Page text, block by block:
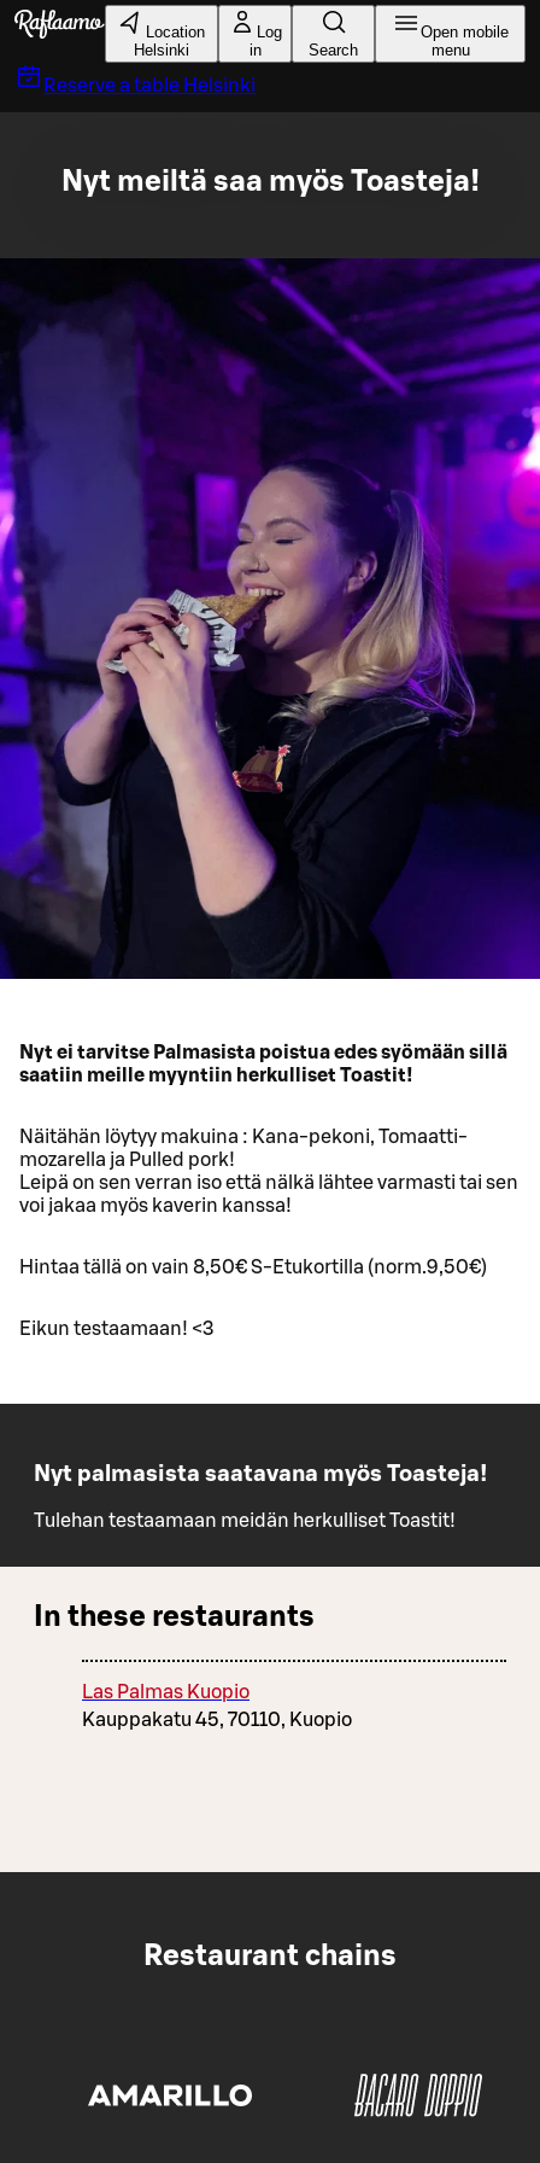
Skip to main content
Location
Helsinki
Log
in
Search
Open mobile
menu
Reserve a table Helsinki
Nyt meiltä saa myös Toasteja!
Nyt ei tarvitse Palmasista poistua edes syömään sillä
saatiin meille myyntiin herkulliset Toastit!
Näitähän löytyy makuina : Kana-pekoni, Tomaatti-
mozarella ja Pulled pork!
Leipä on sen verran iso että nälkä lähtee varmasti tai sen
voi jakaa myös kaverin kanssa!
Hintaa tällä on vain 8,50€ S-Etukortilla (norm.9,50€)
Eikun testaamaan! <3
Nyt palmasista saatavana myös Toasteja!
Tulehan testaamaan meidän herkulliset Toastit!
In these restaurants
Las Palmas Kuopio
Kauppakatu 45, 70110, Kuopio
Restaurant chains